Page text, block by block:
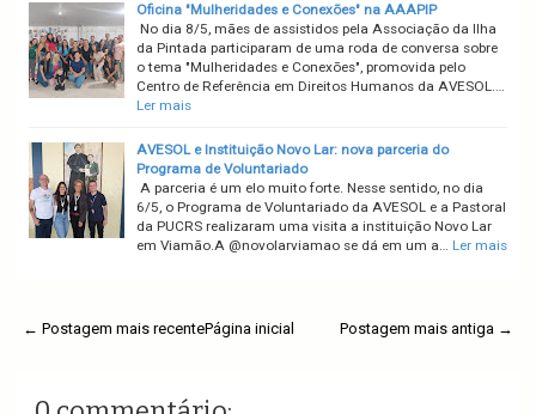
Oficina "Mulheridades e Conexões" na AAAPIP
No dia 8/5, mães de assistidos pela Associação da Ilha
da Pintada participaram de uma roda de conversa sobre
o tema "Mulheridades e Conexões", promovida pelo
Centro de Referência em Direitos Humanos da AVESOL.…
Ler mais
AVESOL e Instituição Novo Lar: nova parceria do
Programa de Voluntariado
A parceria é um elo muito forte. Nesse sentido, no dia
6/5, o Programa de Voluntariado da AVESOL e a Pastoral
da PUCRS realizaram uma visita a instituição Novo Lar
em Viamão.A @novolarviamao se dá em um a… Ler mais
← Postagem mais recente Postagem mais antiga →
Página inicial